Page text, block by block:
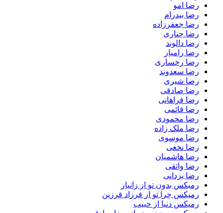
رضا امو
رضا بیدرام
رضا جعفرزاده
رضا چناری
رضا دالوند
رضا رامیار
رضا رخساری
رضا سعدوند
رضا شیری
رضا صادقی
رضا فراهانی
رضا قائمی
رضا محمودی
رضا ملک زاده
رضا موسوی
رضا نخعی
رضا هاشمیان
رضا واثقی
رضا یزدانی
رمیکس بدون تو از زانیار
رمیکس چرا تو از فرزاد فرزین
رمیکس دنیا از حبیب